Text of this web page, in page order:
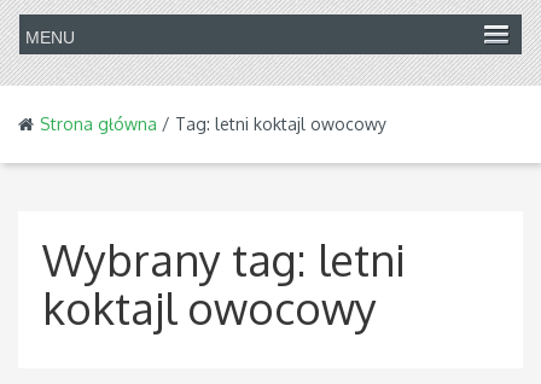
Strona główna / Tag: letni koktajl owocowy
Wybrany tag: letni
koktajl owocowy